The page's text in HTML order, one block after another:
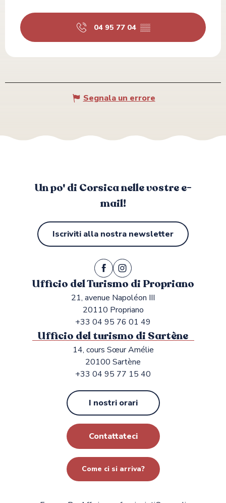
04 95 77 04 ▒▒
Segnala un errore
Un po' di Corsica nelle vostre e-
mail!
Iscriviti alla nostra newsletter
Ufficio del Turismo di Propriano
21, avenue Napoléon III
20110 Propriano
+33 04 95 76 01 49
Ufficio del turismo di Sartène
14, cours Sœur Amélie
20100 Sartène
+33 04 95 77 15 40
I nostri orari
Contattateci
Come ci si arriva?